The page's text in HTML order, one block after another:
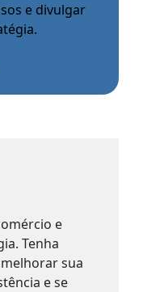
e divulgar
e
Tenha
sua
e se